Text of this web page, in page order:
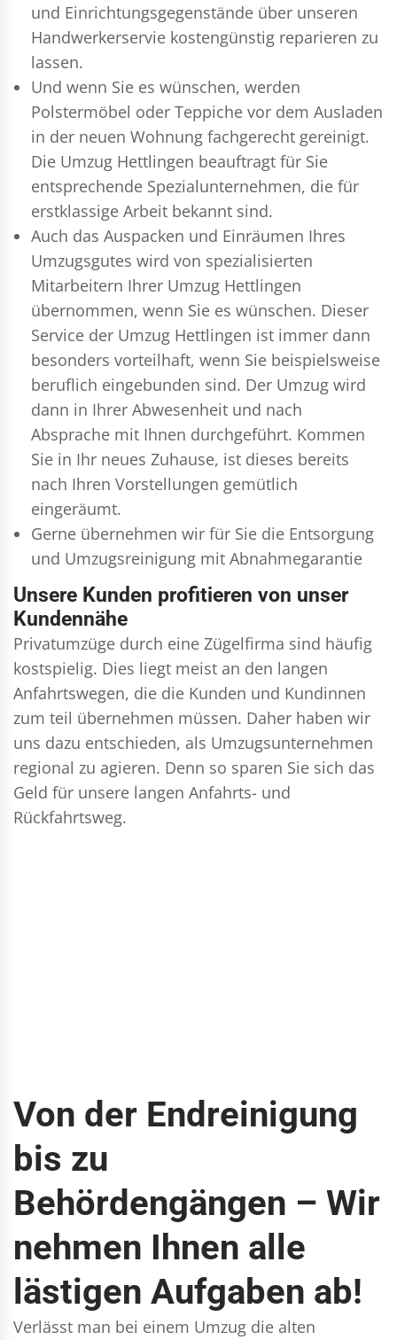
und Einrichtungsgegenstände über unseren
Handwerkerservie kostengünstig reparieren zu
lassen.
Und wenn Sie es wünschen, werden
Polstermöbel oder Teppiche vor dem Ausladen
in der neuen Wohnung fachgerecht gereinigt.
Die Umzug Hettlingen beauftragt für Sie
entsprechende Spezialunternehmen, die für
erstklassige Arbeit bekannt sind.
Auch das Auspacken und Einräumen Ihres
Umzugsgutes wird von spezialisierten
Mitarbeitern Ihrer Umzug Hettlingen
übernommen, wenn Sie es wünschen. Dieser
Service der Umzug Hettlingen ist immer dann
besonders vorteilhaft, wenn Sie beispielsweise
beruflich eingebunden sind. Der Umzug wird
dann in Ihrer Abwesenheit und nach
Absprache mit Ihnen durchgeführt. Kommen
Sie in Ihr neues Zuhause, ist dieses bereits
nach Ihren Vorstellungen gemütlich
eingeräumt.
Gerne übernehmen wir für Sie die Entsorgung
und Umzugsreinigung mit Abnahmegarantie
Unsere Kunden profitieren von unser
Kundennähe
Privatumzüge durch eine Zügelfirma sind häufig
kostspielig. Dies liegt meist an den langen
Anfahrtswegen, die die Kunden und Kundinnen
zum teil übernehmen müssen. Daher haben wir
uns dazu entschieden, als Umzugsunternehmen
regional zu agieren. Denn so sparen Sie sich das
Geld für unsere langen Anfahrts- und
Rückfahrtsweg.
Von der Endreinigung
bis zu
Behördengängen – Wir
nehmen Ihnen alle
lästigen Aufgaben ab!
Verlässt man bei einem Umzug die alten